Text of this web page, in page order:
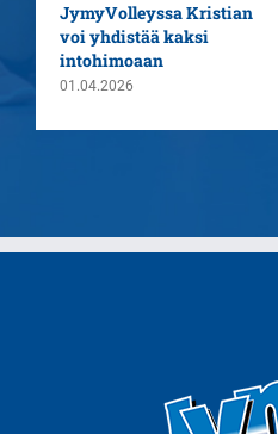
JymyVolleyssa Kristian
voi yhdistää kaksi
intohimoaan
01.04.2026